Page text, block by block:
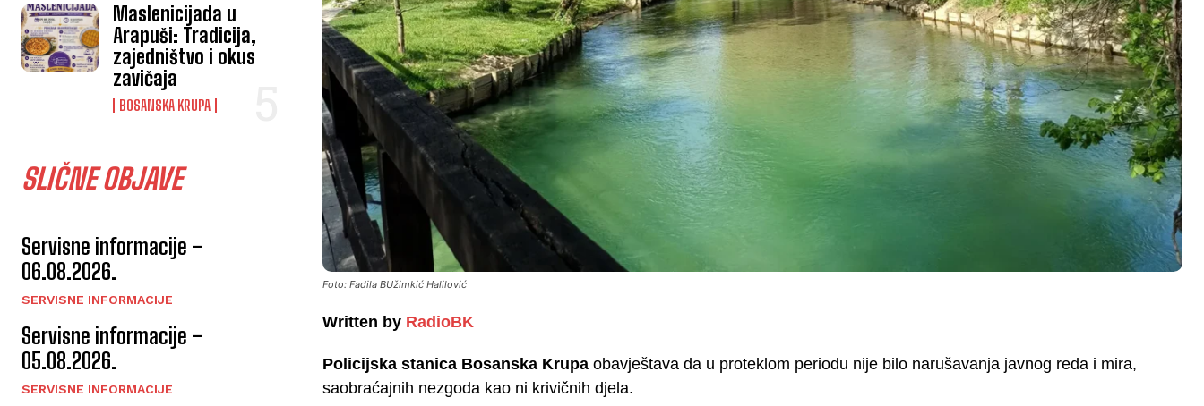
Maslenicijada u
Arapuši: Tradicija,
zajedništvo i okus
zavičaja
BOSANSKA KRUPA
SLIČNE OBJAVE
Servisne informacije –
06.08.2026.
SERVISNE INFORMACIJE
Servisne informacije –
05.08.2026.
SERVISNE INFORMACIJE
Foto: Fadila BUžimkić Halilović
Written by RadioBK
Policijska stanica Bosanska Krupa obavještava da u proteklom periodu nije bilo narušavanja javnog reda i mira,
saobraćajnih nezgoda kao ni krivičnih djela.